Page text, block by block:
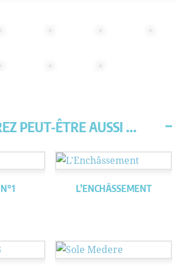
PEUT-ÊTRE AUSSI ...
L’ENCHÂSSEMENT